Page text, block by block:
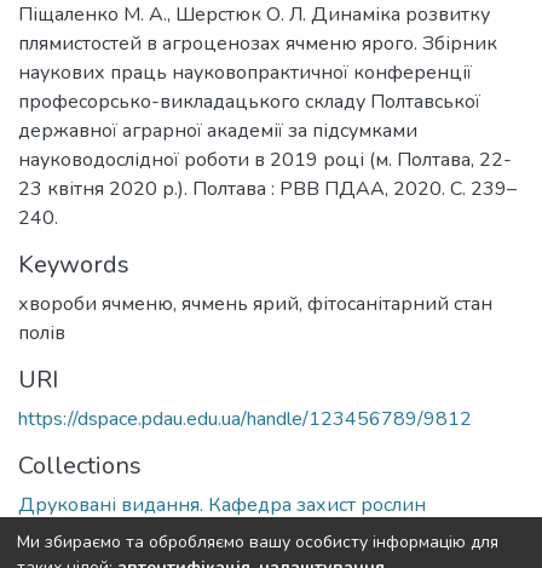
Піщаленко М. А., Шерстюк О. Л. Динаміка розвитку
плямистостей в агроценозах ячменю ярого. Збірник
наукових праць науковопрактичної конференції
професорсько-викладацького складу Полтавської
державної аграрної академії за підсумками
науководослідної роботи в 2019 році (м. Полтава, 22-
23 квітня 2020 р.). Полтава : РВВ ПДАА, 2020. С. 239–
240.
Keywords
хвороби ячменю, ячмень ярий, фітосанітарний стан
полів
URI
https://dspace.pdau.edu.ua/handle/123456789/9812
Collections
Друковані видання. Кафедра захист рослин
Full item page
Ми збираємо та обробляємо вашу особисту інформацію для